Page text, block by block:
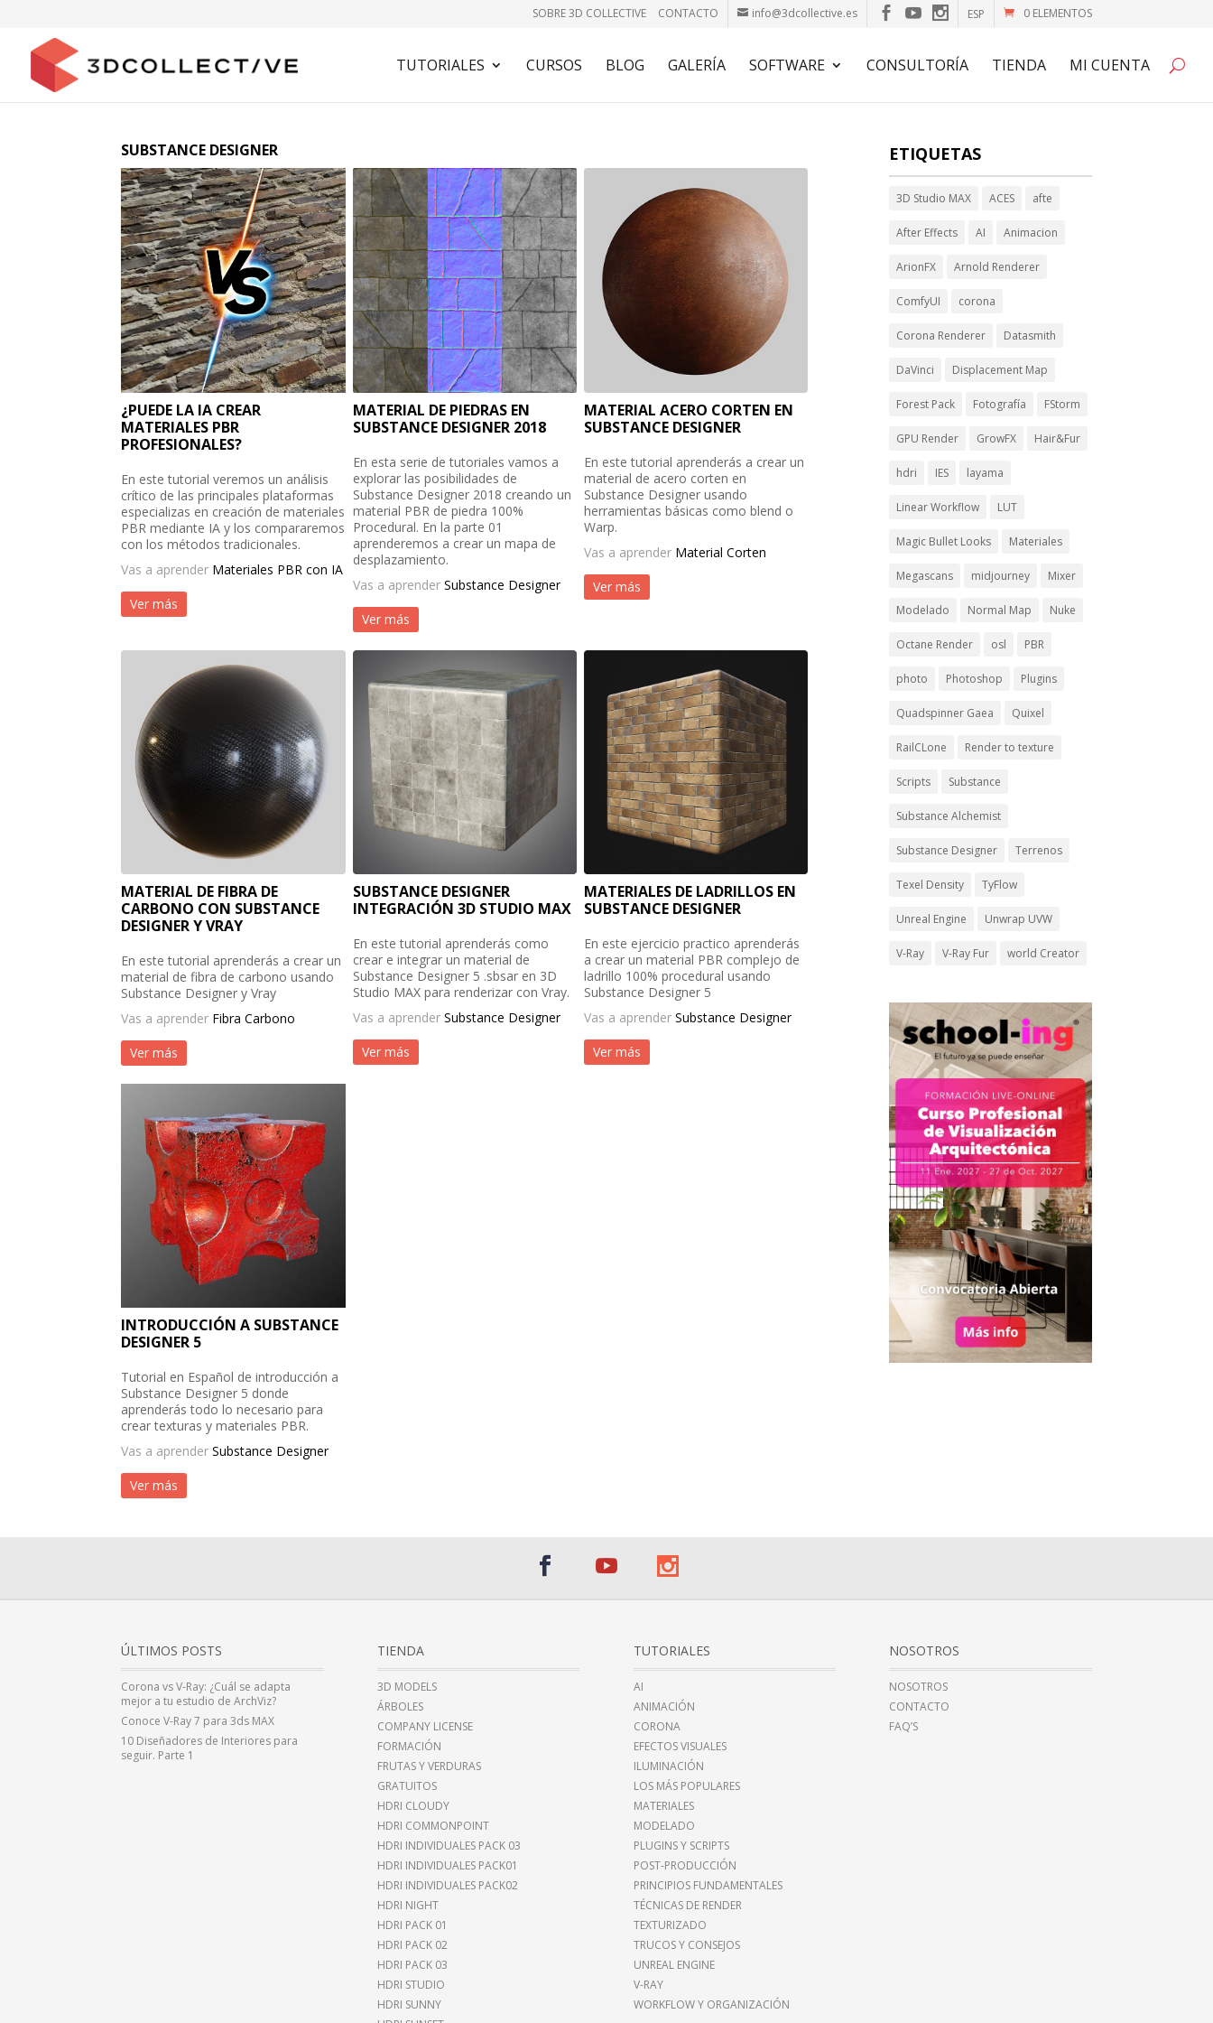
0 ELEMENTOS
ESP
info@3dcollective.es
SOBRE 3D COLLECTIVE CONTACTO
TUTORIALES CURSOS BLOG GALERÍA SOFTWARE CONSULTORÍA TIENDA MI CUENTA
SUBSTANCE DESIGNER
¿PUEDE LA IA CREAR
MATERIALES PBR
PROFESIONALES?
En este tutorial veremos un análisis
crítico de las principales plataformas
especializas en creación de materiales
PBR mediante IA y los compararemos
con los métodos tradicionales.
Vas a aprender Materiales PBR con IA
Ver más
MATERIAL DE PIEDRAS EN
SUBSTANCE DESIGNER 2018
En esta serie de tutoriales vamos a
explorar las posibilidades de
Substance Designer 2018 creando un
material PBR de piedra 100%
Procedural. En la parte 01
aprenderemos a crear un mapa de
desplazamiento.
Vas a aprender Substance Designer
Ver más
MATERIAL ACERO CORTEN EN
SUBSTANCE DESIGNER
En este tutorial aprenderás a crear un
material de acero corten en
Substance Designer usando
herramientas básicas como blend o
Warp.
Vas a aprender Material Corten
Ver más
MATERIAL DE FIBRA DE
CARBONO CON SUBSTANCE
DESIGNER Y VRAY
En este tutorial aprenderás a crear un
material de fibra de carbono usando
Substance Designer y Vray
Vas a aprender Fibra Carbono
Ver más
SUBSTANCE DESIGNER
INTEGRACIÓN 3D STUDIO MAX
En este tutorial aprenderás como
crear e integrar un material de
Substance Designer 5 .sbsar en 3D
Studio MAX para renderizar con Vray.
Vas a aprender Substance Designer
Ver más
MATERIALES DE LADRILLOS EN
SUBSTANCE DESIGNER
En este ejercicio practico aprenderás
a crear un material PBR complejo de
ladrillo 100% procedural usando
Substance Designer 5
Vas a aprender Substance Designer
Ver más
INTRODUCCIÓN A SUBSTANCE
DESIGNER 5
Tutorial en Español de introducción a
Substance Designer 5 donde
aprenderás todo lo necesario para
crear texturas y materiales PBR.
Vas a aprenderSubstance Designer
Ver más
ETIQUETAS
3D Studio MAX ACES afte
After Effects AI Animacion
ArionFX Arnold Renderer
ComfyUI corona
Corona Renderer Datasmith
DaVinci Displacement Map
Forest Pack Fotografía FStorm
GPU Render GrowFX Hair&Fur
hdri IES layama
Linear Workflow LUT
Magic Bullet Looks Materiales
Megascans midjourney Mixer
Modelado Normal Map Nuke
Octane Render osl PBR
photo Photoshop Plugins
Quadspinner Gaea Quixel
RailCLone Render to texture
Scripts Substance
Substance Alchemist
Substance Designer Terrenos
Texel Density TyFlow
Unreal Engine Unwrap UVW
V-Ray V-Ray Fur world Creator
ÚLTIMOS POSTS
Corona vs V-Ray: ¿Cuál se adapta
mejor a tu estudio de ArchViz?
Conoce V-Ray 7 para 3ds MAX
10 Diseñadores de Interiores para
seguir. Parte 1
TIENDA
3D MODELS
ÁRBOLES
COMPANY LICENSE
FORMACIÓN
FRUTAS Y VERDURAS
GRATUITOS
HDRI CLOUDY
HDRI COMMONPOINT
HDRI INDIVIDUALES PACK 03
HDRI INDIVIDUALES PACK01
HDRI INDIVIDUALES PACK02
HDRI NIGHT
HDRI PACK 01
HDRI PACK 02
HDRI PACK 03
HDRI STUDIO
HDRI SUNNY
TUTORIALES
AI
ANIMACIÓN
CORONA
EFECTOS VISUALES
ILUMINACIÓN
LOS MÁS POPULARES
MATERIALES
MODELADO
PLUGINS Y SCRIPTS
POST-PRODUCCIÓN
PRINCIPIOS FUNDAMENTALES
TÉCNICAS DE RENDER
TEXTURIZADO
TRUCOS Y CONSEJOS
UNREAL ENGINE
V-RAY
WORKFLOW Y ORGANIZACIÓN
NOSOTROS
NOSOTROS
CONTACTO
FAQ’S